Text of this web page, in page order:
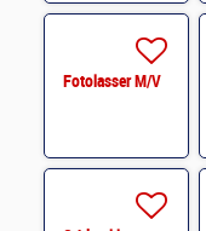
Fotolasser M/V